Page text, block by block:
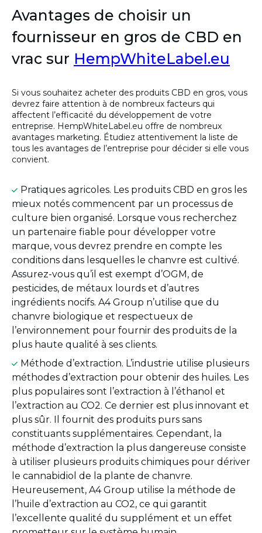
Avantages de choisir un
fournisseur en gros de CBD en
vrac sur HempWhiteLabel.eu
Si vous souhaitez acheter des produits CBD en gros, vous
devrez faire attention à de nombreux facteurs qui
affectent l’efficacité du développement de votre
entreprise. HempWhiteLabel.eu offre de nombreux
avantages marketing. Étudiez attentivement la liste de
tous les avantages de l’entreprise pour décider si elle vous
convient.
Pratiques agricoles. Les produits CBD en gros les
mieux notés commencent par un processus de
culture bien organisé. Lorsque vous recherchez
un partenaire fiable pour développer votre
marque, vous devrez prendre en compte les
conditions dans lesquelles le chanvre est cultivé.
Assurez-vous qu’il est exempt d’OGM, de
pesticides, de métaux lourds et d’autres
ingrédients nocifs. A4 Group n’utilise que du
chanvre biologique et respectueux de
l’environnement pour fournir des produits de la
plus haute qualité à ses clients.
Méthode d’extraction. L’industrie utilise plusieurs
méthodes d’extraction pour obtenir des huiles. Les
plus populaires sont l’extraction à l’éthanol et
l’extraction au CO2. Ce dernier est plus innovant et
plus sûr. Il fournit des produits purs sans
constituants supplémentaires. Cependant, la
méthode d’extraction la plus dangereuse consiste
à utiliser plusieurs produits chimiques pour dériver
le cannabidiol de la plante de chanvre.
Heureusement, A4 Group utilise la méthode de
l’huile d’extraction au CO2, ce qui garantit
l’excellente qualité du supplément et un effet